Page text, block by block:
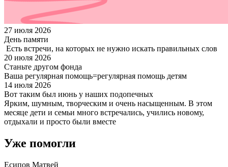
27 июля 2026
День памяти
Есть встречи, на которых не нужно искать правильных слов
20 июля 2026
Станьте другом фонда
Ваша регулярная помощь=регулярная помощь детям
14 июля 2026
Вот таким был июнь у наших подопечных
Ярким, шумным, творческим и очень насыщенным. В этом
месяце дети и семьи много встречались, учились новому,
отдыхали и просто были вместе
Уже помогли
Есипов Матвей